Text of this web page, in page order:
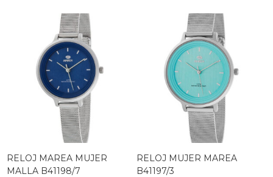
RELOJ MAREA MUJER
MALLA B41198/7
RELOJ MUJER MAREA
B41197/3